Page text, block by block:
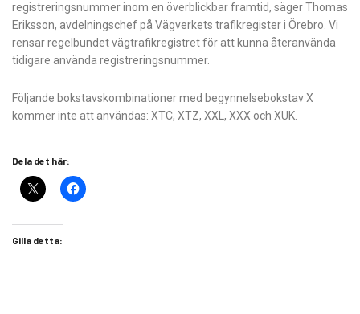
registreringsnummer inom en överblickbar framtid, säger Thomas
Eriksson, avdelningschef på Vägverkets trafikregister i Örebro. Vi
rensar regelbundet vägtrafikregistret för att kunna återanvända
tidigare använda registreringsnummer.
Följande bokstavskombinationer med begynnelsebokstav X
kommer inte att användas: XTC, XTZ, XXL, XXX och XUK.
Dela det här:
Gilla detta: